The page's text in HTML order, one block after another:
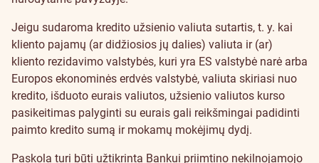
Jeigu sudaroma kredito užsienio valiuta sutartis, t. y. kai
kliento pajamų (ar didžiosios jų dalies) valiuta ir (ar)
kliento rezidavimo valstybės, kuri yra ES valstybė narė arba
Europos ekonominės erdvės valstybė, valiuta skiriasi nuo
kredito, išduoto eurais valiutos, užsienio valiutos kurso
pasikeitimas palyginti su eurais gali reikšmingai padidinti
paimto kredito sumą ir mokamų mokėjimų dydį.
Paskola turi būti užtikrinta Bankui priimtino nekilnojamojo